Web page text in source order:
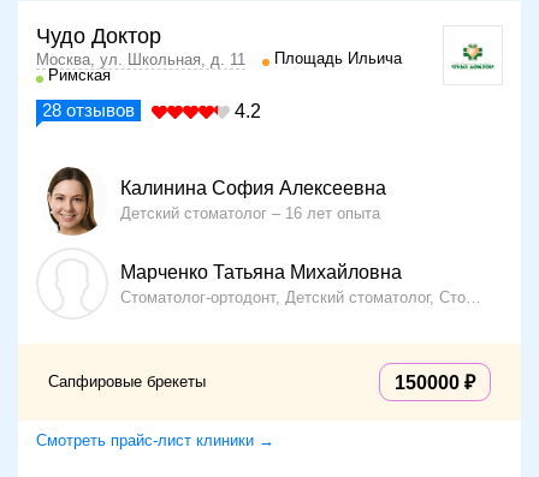
Чудо Доктор
Москва, ул. Школьная, д. 11
Площадь Ильича
Римская
28 отзывов 4.2
Калинина София Алексеевна
Детский стоматолог 16 лет опыта
Марченко Татьяна Михайловна
Стоматолог-ортодонт, Детский стоматолог, Стоматолог-терапевт
Сапфировые брекеты 150000
Смотреть прайс-лист клиники →